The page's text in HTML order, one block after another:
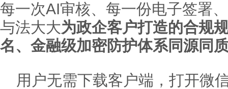
每一次AI审核、每一份电子签署
与法大大为政企客户打造的合规
名、金融级加密防护体系同源同
用户无需下载客户端，打开微